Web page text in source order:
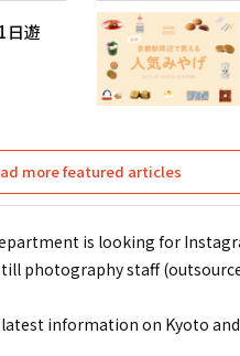
日遊
more featured articles
is looking for
photography staff
information on Kyoto